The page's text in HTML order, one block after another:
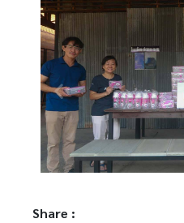
Share :